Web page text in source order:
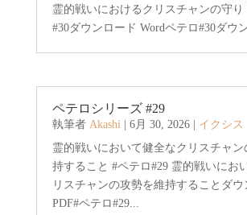
霊的戦いにおけるクリスチャンの守り
#30ダウンロード Wordペテロ#30ダウ
ペテロシリーズ #29
執筆者 Akashi| 6月 30, 2026| イクシス
霊的戦いにおいて健全なクリスチャン
持すること #ペテロ#29 霊的戦いにお
リスチャンの攻勢を維持することダウ
PDF#ペテロ#29...